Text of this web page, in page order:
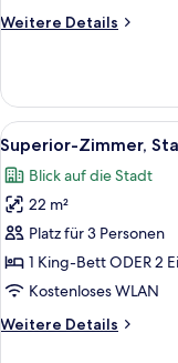
Weitere Details
Weitere
Zimmer,
1 King-
Bett,
Meerblick
Alle
Fotos
für
Superior-
Zimmer,
Stadtblick
anzeigen
7
Superior-Zimmer,
Blick auf die Stadt
22 m²
Platz für 3 Personen
1 King-Bett ODER 2
Kostenloses WLAN
Weitere Details
Weitere